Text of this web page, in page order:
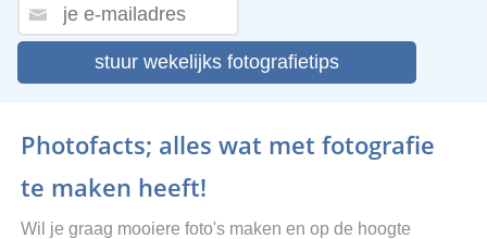
stuur wekelijks fotografietips
Photofacts; alles wat met fotografie
te maken heeft!
Wil je graag mooiere foto's maken en op de hoogte